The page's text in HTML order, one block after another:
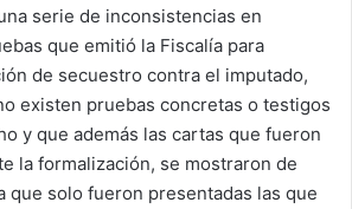
serie de inconsistencias en
que emitió la Fiscalía para
de secuestro contra el imputado,
existen pruebas concretas o testigos
y que además las cartas que fueron
la formalización, se mostraron de
que solo fueron presentadas las que